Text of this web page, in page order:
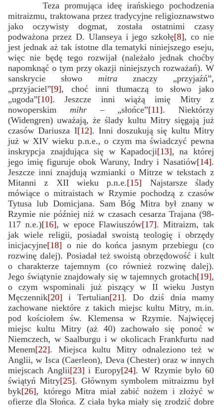
Teza promująca ideę irańskiego pochodzenia
mitraizmu, traktowana przez tradycyjne religioznawstwo
jako oczywisty dogmat, została ostatnimi czasy
podważona przez D. Ulanseya i jego szkołę[8], co nie
jest jednak aż tak istotne dla tematyki niniejszego eseju,
więc nie będę tego rozwijał (należało jednak choćby
napomknąć o tym przy okazji niniejszych rozważań). W
sanskrycie słowo mitraznaczy „przyjaźń”,
„przyjaciel”[9], choć inni tłumaczą to słowo jako
„ugoda”[10]. Jeszcze inni wiążą imię Mitry z
nowoperskim mihr– „słońce”[11]. Niektórzy
(Widengren) uważają, że ślady kultu Mitry sięgają już
czasów Dariusza I[12]. Inni doszukują się kultu Mitry
już w XIV wieku p.n.e., o czym ma świadczyć pewna
inskrypcja znajdująca się w Kapadocji[13], na której
jego imię figuruje obok Waruny, Indry i Nasatiów[14].
Jeszcze inni znajdują wzmianki o Mitrze w tekstach z
Mitanni z XII wieku p.n.e.[15] Najstarsze ślady
mówiące o mitraistach w Rzymie pochodzą z czasów
Tytusa lub Domicjana. Sam Bóg Mitra był znany w
Rzymie nie później niż w czasach cesarza Trajana (98-
117 n.e.)[16], w epoce Flawiuszów[17]. Mitraizm, tak
jak wiele religii, posiadał swoistą teologię i obrzędy
inicjacyjne[18] o nie do końca jasnym przebiegu (co
rozwinę dalej). Posiadał też swoistą obrzędowość i kult
o charakterze tajemnym (co również rozwinę dalej).
Jego świątynie znajdowały się w tajemnych grotach[19],
o czym wspominali już piszący w II wieku Justyn
Męczennik[20] i Tertulian[21]. Do dziś dnia mamy
zachowane niektóre z takich miejsc kultu Mitry, m.in.
pod kościołem św. Klemensa w Rzymie. Najwięcej
miejsc kultu Mitry (aż 40) zachowało się ponoć w
Niemczech, w Saalburgu i w okolicach Frankfurtu nad
Menem[22]. Miejsca kultu Mitry odnaleziono też w
Anglii, w Isca (Caerleon), Deva (Chester) oraz w innych
miejscach Anglii[23] i Europy[24]. W Rzymie było 60
świątyń Mitry[25]. Głównym symbolem mitraizmu był
byk[26], którego Mitra miał zabić nożem i złożyć w
ofierze dla Słońca. Z ciała byka miały się zrodzić dobre